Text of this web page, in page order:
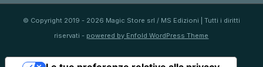
© Copyright 2019 - 2026 Magic Store srl / MS Edizioni | Tutti i diritti
riservati - powered by Enfold WordPress Theme